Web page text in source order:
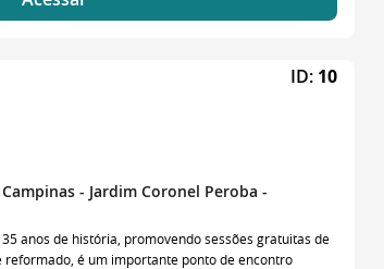
ID: 10
- Jardim Coronel Peroba -
anos de história, promovendo sessões gratuitas de
reformado, é um importante ponto de encontro